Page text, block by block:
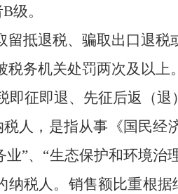
B级。
留抵退税、骗取出口退税
税务机关处罚两次及以上。
即征即退、先征后返（退
人，是指从事《国民经
业”、 “生态保护和环境治
纳税人。销售额比重根